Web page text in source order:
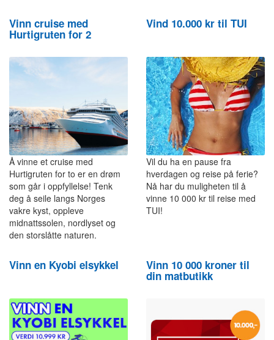
Vinn cruise med
Hurtigruten for 2
Å vinne et cruise med
Hurtigruten for to er en drøm
som går i oppfyllelse! Tenk
deg å seile langs Norges
vakre kyst, oppleve
midnattssolen, nordlyset og
den storslåtte naturen.
Vind 10.000 kr til TUI
Vil du ha en pause fra
hverdagen og reise på ferie?
Nå har du muligheten til å
vinne 10 000 kr til reise med
TUI!
Vinn en Kyobi elsykkel Vinn 10 000 kroner til
din matbutikk